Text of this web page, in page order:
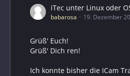
iTec unter Linux oder
babarosa 19. Dezember
Grüß' Euch!
Grüß' Dich ren!
Ich konnte bisher die ICam